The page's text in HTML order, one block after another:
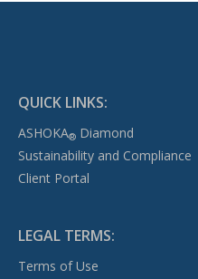
QUICK LINKS:
ASHOKA®Diamond
Sustainability and Compliance
Client Portal
LEGAL TERMS:
Terms of Use